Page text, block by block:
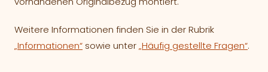
Weitere Informationen finden Sie in der Rubrik
„Informationen“ sowie unter„Häufig gestellte Fragen“.